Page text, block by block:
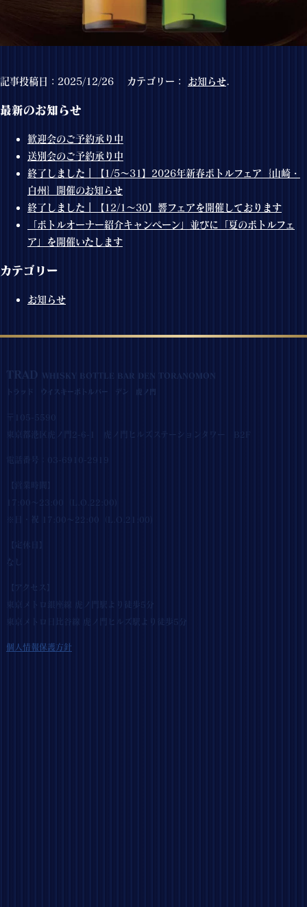
記事投稿日：2025/12/26 カテゴリー： お知らせ.
最新のお知らせ
歓迎会のご予約承り中
送別会のご予約承り中
終了しました｜【1/5～31】2026年新春ボトルフェア｛山崎・
白州｝開催のお知らせ
終了しました｜【12/1～30】響フェアを開催しております
「ボトルオーナー紹介キャンペーン」並びに「夏のボトルフェ
ア」を開催いたします
カテゴリー
お知らせ
TRAD WHISKY BOTTLE BAR DEN TORANOMON
トラッド ウイスキーボトルバー デン 虎ノ門
〒105-5590
東京都港区虎ノ門2-6-1 虎ノ門ヒルズステーションタワー B2F
電話番号：03-6910-2919
【営業時間】
17:00～23:00（L.O.22:00)
※日・祝 17:00～22:00（L.O.21:00)
【定休日】
なし
【アクセス】
東京メトロ銀座線 虎ノ門駅より徒歩5分
東京メトロ日比谷線 虎ノ門ヒルズ駅より徒歩5分
個人情報保護方針